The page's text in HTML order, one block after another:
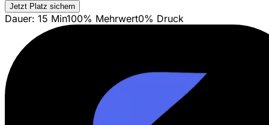
Jetzt Platz sichern
Dauer: 15 Min100% Mehrwert0% Druck